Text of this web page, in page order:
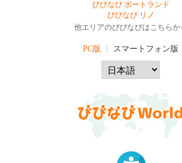
びびなび ポートランド
びびなび リノ
他エリアのびびなびはこちらか
PC版 スマートフォン版